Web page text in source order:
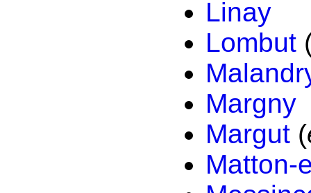
Linay
Lombut
Margny
Margut (
Matton-